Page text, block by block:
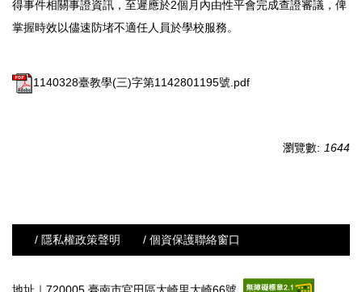
得事件相關事證資訊，至遲應於2個月內由性平會完成查證審議，俾
掌握時效以儘速防堵不適任人員於學校服務。
1140328臺教學(三)字第1142801195號.pdf
瀏覽數: 1644
/ 隱私權政策聲明 / 個資保護聯絡窗口